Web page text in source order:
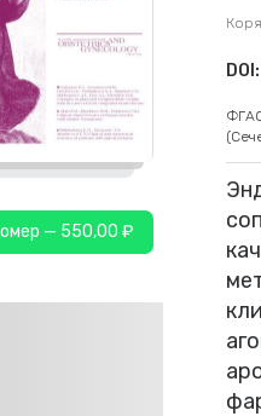
DOI:
— 550,00 ₽